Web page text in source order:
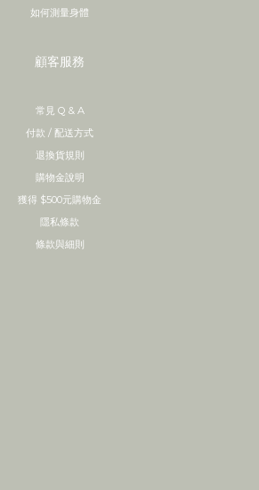
如何測量身體
顧客服務
常見 Q & A
付款 / 配送方式
退換貨規則
購物金說明
獲得 $500元購物金
隱私條款
條款與細則